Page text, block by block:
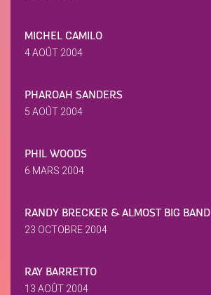
MICHEL CAMILO
4 AOÛT 2004
PHAROAH SANDERS
5 AOÛT 2004
PHIL WOODS
6 MARS 2004
RANDY BRECKER & ALMOST BIG BAND
23 OCTOBRE 2004
RAY BARRETTO
13 AOÛT 2004